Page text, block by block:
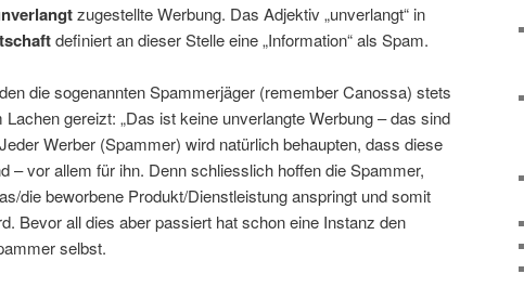
zugestellte Werbung. Das Adjektiv „unverlangt“ in
definiert an dieser Stelle eine „Information“ als Spam.
die sogenannten Spammerjäger (remember Canossa) stets
gereizt: „Das ist keine unverlangte Werbung – das sind
Werber (Spammer) wird natürlich behaupten, dass diese
– vor allem für ihn. Denn schliesslich hoffen die Spammer,
die beworbene Produkt/Dienstleistung anspringt und somit
Bevor all dies aber passiert hat schon eine Instanz den
selbst.